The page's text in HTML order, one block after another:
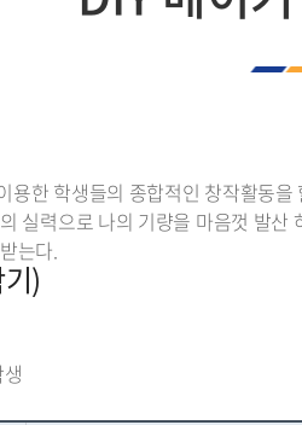
용한 학생들의 종합적인 창작활동을
실력으로 나의 기량을 마음껏 발산
는다.
)